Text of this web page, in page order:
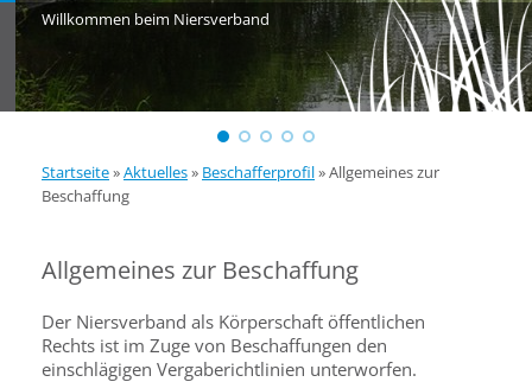
Willkommen beim Niersverband
Startseite»Aktuelles» Beschafferprofil»Allgemeines zur
Beschaffung
Allgemeines zur Beschaffung
Der Niersverband als Körperschaft öffentlichen
Rechts ist im Zuge von Beschaffungen den
einschlägigen Vergaberichtlinien unterworfen.